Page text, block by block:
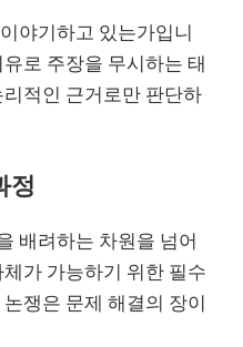
야기하고 있는가입니
로 주장을 무시하는 태
적인 근거로만 판단하
정
배려하는 차원을 넘어
가 가능하기 위한 필수
쟁은 문제 해결의 장이